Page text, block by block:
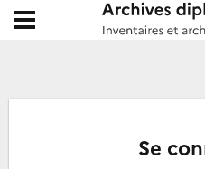
Archives diplomatiques
Ouvrir le menu déroulant
Se